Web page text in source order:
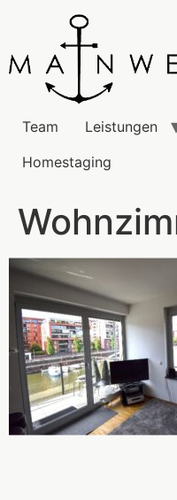
Team Leistungen
Homestaging